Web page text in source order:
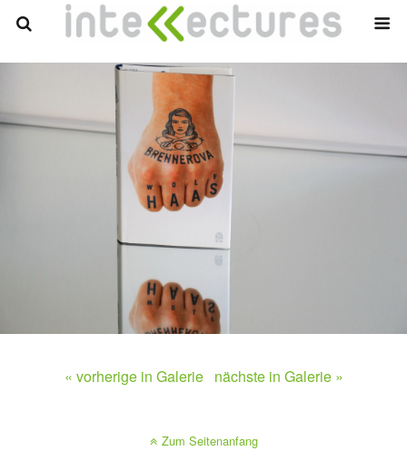
« vorherige in Galerie nächste in Galerie »
Zum Seitenanfang